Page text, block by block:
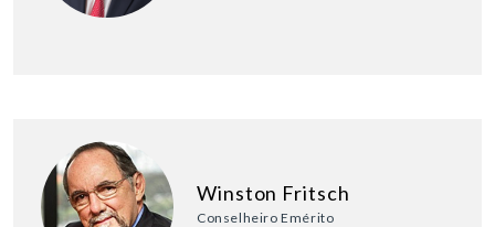
Winston Fritsch
Conselheiro Emérito